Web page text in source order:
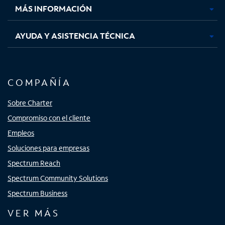
MÁS INFORMACIÓN
AYUDA Y ASISTENCIA TÉCNICA
COMPAÑÍA
Sobre Charter
Compromiso con el cliente
Empleos
Soluciones para empresas
Spectrum Reach
Spectrum Community Solutions
Spectrum Business
VER MÁS